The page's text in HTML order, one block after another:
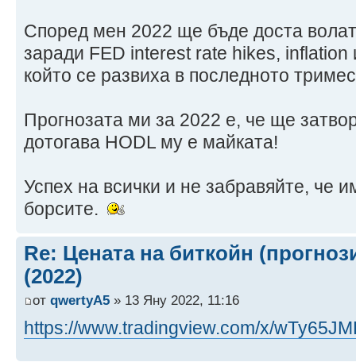
Според мен 2022 ще бъде доста
заради FED interest rate hikes, inflation
който се развиха в последното
Прогнозата ми за 2022 е, че ще
дотогава HODL му е майката!
Успех на всички и не забравяйте, че
борсите.
Re: Цената на биткойн
(2022)
от qwertyA5 » 13 Яну 2022, 11:16
https://www.tradingview.com/x/